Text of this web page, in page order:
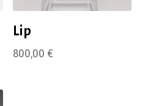
Lip
800,00€